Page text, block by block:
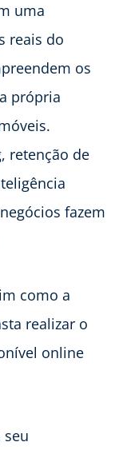
uma
reais do
os
própria
retenção de
fazem
como a
realizar o
online
seu